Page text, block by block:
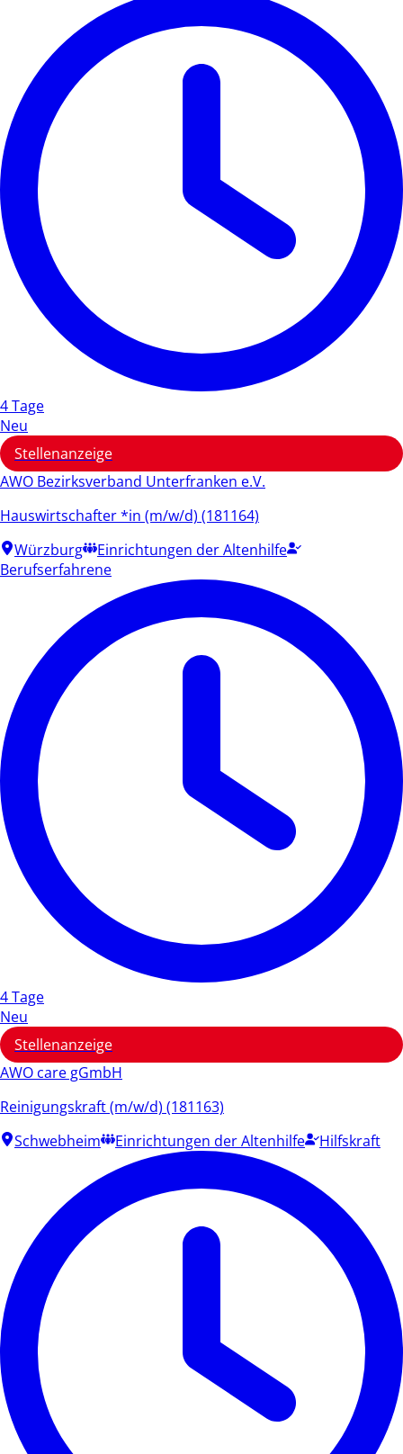
4 Tage
Neu
Stellenanzeige
AWO Bezirksverband Unterfranken e.V.
Hauswirtschafter *in (m/w/d) (181164)
Würzburg
Einrichtungen der Altenhilfe
Berufserfahrene
4 Tage
Neu
Stellenanzeige
AWO care gGmbH
Reinigungskraft (m/w/d) (181163)
Schwebheim
Einrichtungen der Altenhilfe Hilfskraft